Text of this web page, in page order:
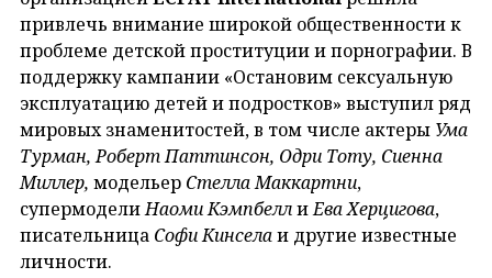
привлечь внимание широкой общественности к
проблеме детской проституции и порнографии. В
поддержку кампании «Остановим сексуальную
эксплуатацию детей и подростков» выступил ряд
мировых знаменитостей, в том числе актеры Ума
Турман, Роберт Паттинсон, Одри Тоту, Сиенна
Миллер, модельер Стелла Маккартни,
супермоделиНаоми КэмпбеллиЕва Херцигова,
писательница Софи Кинселаи другие известные
личности.